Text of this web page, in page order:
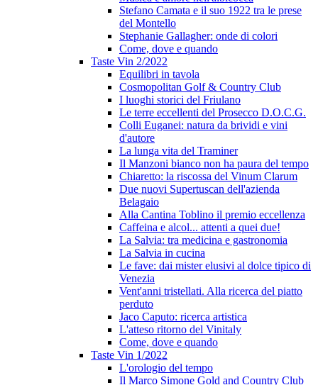
Stefano Camata e il suo 1922 tra le prese
del Montello
Stephanie Gallagher: onde di colori
Come, dove e quando
Taste Vin 2/2022
Equilibri in tavola
Cosmopolitan Golf & Country Club
I luoghi storici del Friulano
Le terre eccellenti del Prosecco D.O.C.G.
Colli Euganei: natura da brividi e vini
d'autore
La lunga vita del Traminer
Il Manzoni bianco non ha paura del tempo
Chiaretto: la riscossa del Vinum Clarum
Due nuovi Supertuscan dell'azienda
Belagaio
Alla Cantina Toblino il premio eccellenza
Caffeina e alcol... attenti a quei due!
La Salvia: tra medicina e gastronomia
La Salvia in cucina
Le fave: dai mister elusivi al dolce tipico di
Venezia
Vent'anni tristellati. Alla ricerca del piatto
perduto
Jaco Caputo: ricerca artistica
L'atteso ritorno del Vinitaly
Come, dove e quando
Taste Vin 1/2022
L'orologio del tempo
Il Marco Simone Gold and Country Club